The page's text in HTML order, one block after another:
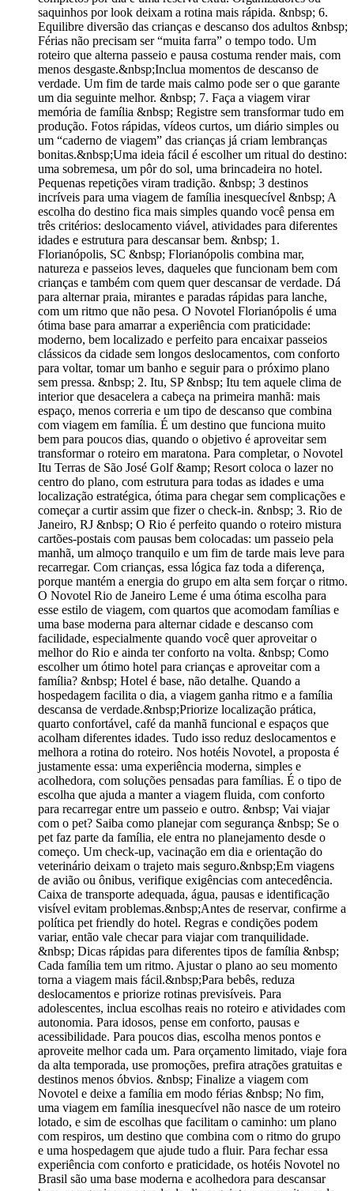
saquinhos por look deixam a rotina mais rápida. &nbsp; 6.
Equilibre diversão das crianças e descanso dos adultos &nbsp;
Férias não precisam ser “muita farra” o tempo todo. Um
roteiro que alterna passeio e pausa costuma render mais, com
menos desgaste.&nbsp;Inclua momentos de descanso de
verdade. Um fim de tarde mais calmo pode ser o que garante
um dia seguinte melhor. &nbsp; 7. Faça a viagem virar
memória de família &nbsp; Registre sem transformar tudo em
produção. Fotos rápidas, vídeos curtos, um diário simples ou
um “caderno de viagem” das crianças já criam lembranças
bonitas.&nbsp;Uma ideia fácil é escolher um ritual do destino:
uma sobremesa, um pôr do sol, uma brincadeira no hotel.
Pequenas repetições viram tradição. &nbsp; 3 destinos
incríveis para uma viagem de família inesquecível &nbsp; A
escolha do destino fica mais simples quando você pensa em
três critérios: deslocamento viável, atividades para diferentes
idades e estrutura para descansar bem. &nbsp; 1.
Florianópolis, SC &nbsp; Florianópolis combina mar,
natureza e passeios leves, daqueles que funcionam bem com
crianças e também com quem quer descansar de verdade. Dá
para alternar praia, mirantes e paradas rápidas para lanche,
com um ritmo que não pesa. O Novotel Florianópolis é uma
ótima base para amarrar a experiência com praticidade:
moderno, bem localizado e perfeito para encaixar passeios
clássicos da cidade sem longos deslocamentos, com conforto
para voltar, tomar um banho e seguir para o próximo plano
sem pressa. &nbsp; 2. Itu, SP &nbsp; Itu tem aquele clima de
interior que desacelera a cabeça na primeira manhã: mais
espaço, menos correria e um tipo de descanso que combina
com viagem em família. É um destino que funciona muito
bem para poucos dias, quando o objetivo é aproveitar sem
transformar o roteiro em maratona. Para completar, o Novotel
Itu Terras de São José Golf &amp; Resort coloca o lazer no
centro do plano, com estrutura para todas as idades e uma
localização estratégica, ótima para chegar sem complicações e
começar a curtir assim que fizer o check-in. &nbsp; 3. Rio de
Janeiro, RJ &nbsp; O Rio é perfeito quando o roteiro mistura
cartões-postais com pausas bem colocadas: um passeio pela
manhã, um almoço tranquilo e um fim de tarde mais leve para
recarregar. Com crianças, essa lógica faz toda a diferença,
porque mantém a energia do grupo em alta sem forçar o ritmo.
O Novotel Rio de Janeiro Leme é uma ótima escolha para
esse estilo de viagem, com quartos que acomodam famílias e
uma base moderna para alternar cidade e descanso com
facilidade, especialmente quando você quer aproveitar o
melhor do Rio e ainda ter conforto na volta. &nbsp; Como
escolher um ótimo hotel para crianças e aproveitar com a
família? &nbsp; Hotel é base, não detalhe. Quando a
hospedagem facilita o dia, a viagem ganha ritmo e a família
descansa de verdade.&nbsp;Priorize localização prática,
quarto confortável, café da manhã funcional e espaços que
acolham diferentes idades. Tudo isso reduz deslocamentos e
melhora a rotina do roteiro. Nos hotéis Novotel, a proposta é
justamente essa: uma experiência moderna, simples e
acolhedora, com soluções pensadas para famílias. É o tipo de
escolha que ajuda a manter a viagem fluida, com conforto
para recarregar entre um passeio e outro. &nbsp; Vai viajar
com o pet? Saiba como planejar com segurança &nbsp; Se o
pet faz parte da família, ele entra no planejamento desde o
começo. Um check-up, vacinação em dia e orientação do
veterinário deixam o trajeto mais seguro.&nbsp;Em viagens
de avião ou ônibus, verifique exigências com antecedência.
Caixa de transporte adequada, água, pausas e identificação
visível evitam problemas.&nbsp;Antes de reservar, confirme a
política pet friendly do hotel. Regras e condições podem
variar, então vale checar para viajar com tranquilidade.
&nbsp; Dicas rápidas para diferentes tipos de família &nbsp;
Cada família tem um ritmo. Ajustar o plano ao seu momento
torna a viagem mais fácil.&nbsp;Para bebês, reduza
deslocamentos e priorize rotinas previsíveis. Para
adolescentes, inclua escolhas reais no roteiro e atividades com
autonomia. Para idosos, pense em conforto, pausas e
acessibilidade. Para poucos dias, escolha menos pontos e
aproveite melhor cada um. Para orçamento limitado, viaje fora
da alta temporada, use promoções, prefira atrações gratuitas e
destinos menos óbvios. &nbsp; Finalize a viagem com
Novotel e deixe a família em modo férias &nbsp; No fim,
uma viagem em família inesquecível não nasce de um roteiro
lotado, e sim de escolhas que facilitam o caminho: um plano
com respiros, um destino que combina com o ritmo do grupo
e uma hospedagem que ajude tudo a fluir. Para fechar essa
experiência com conforto e praticidade, os hotéis Novotel no
Brasil são uma base moderna e acolhedora para descansar